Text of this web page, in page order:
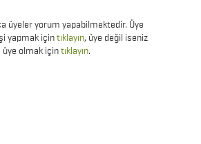
üyeler yorum yapabilmektedir. Üye
yapmak içintıklayın, üye değil iseniz
üye olmak içintıklayın.